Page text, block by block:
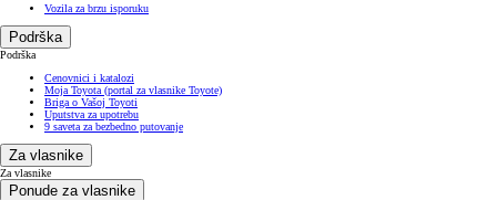
Vozila za brzu isporuku
Podrška
Podrška
Cenovnici i katalozi
Moja Toyota (portal za vlasnike Toyote)
Briga o Vašoj Toyoti
Uputstva za upotrebu
9 saveta za bezbedno putovanje
Za vlasnike
Za vlasnike
Ponude za vlasnike